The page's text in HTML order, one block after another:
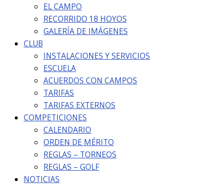
EL CAMPO
RECORRIDO 18 HOYOS
GALERÍA DE IMÁGENES
CLUB
INSTALACIONES Y SERVICIOS
ESCUELA
ACUERDOS CON CAMPOS
TARIFAS
TARIFAS EXTERNOS
COMPETICIONES
CALENDARIO
ORDEN DE MÉRITO
REGLAS – TORNEOS
REGLAS – GOLF
NOTICIAS